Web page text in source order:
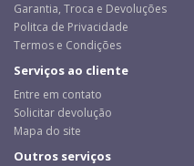
Garantia, Troca e Devoluções
Politca de Privacidade
Termos e Condições
Serviços ao cliente
Entre em contato
Solicitar devolução
Mapa do site
Outros serviços